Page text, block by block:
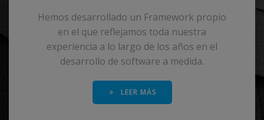
Hemos desarrollado un Framework propio
en el que reflejamos toda nuestra
experiencia a lo largo de los años en el
desarrollo de software a medida.
LEER MÁS